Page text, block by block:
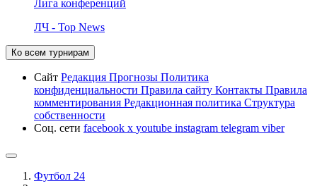
Лига конференций
ЛЧ - Top News
Ко всем турнирам
Сайт Редакция Прогнозы Политика
конфиденциальности Правила сайту Контакты Правила
комментирования Редакционная политика Структура
собственности
Соц. сети facebook x youtube instagram telegram viber
Футбол 24